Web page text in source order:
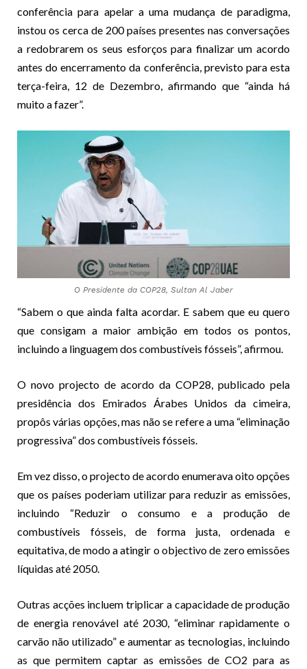
conferência para apelar a uma mudança de paradigma,
instou os cerca de 200 países presentes nas conversações
a redobrarem os seus esforços para finalizar um acordo
antes do encerramento da conferência, previsto para esta
terça-feira, 12 de Dezembro, afirmando que “ainda há
muito a fazer”.
O Presidente da COP28, Sultan Al Jaber
“Sabem o que ainda falta acordar. E sabem que eu quero
que consigam a maior ambição em todos os pontos,
incluindo a linguagem dos combustíveis fósseis”, afirmou.
O novo projecto de acordo da COP28, publicado pela
presidência dos Emirados Árabes Unidos da cimeira,
propôs várias opções, mas não se refere a uma “eliminação
progressiva” dos combustíveis fósseis.
Em vez disso, o projecto de acordo enumerava oito opções
que os países poderiam utilizar para reduzir as emissões,
incluindo “Reduzir o consumo e a produção de
combustíveis fósseis, de forma justa, ordenada e
equitativa, de modo a atingir o objectivo de zero emissões
líquidas até 2050.
Outras acções incluem triplicar a capacidade de produção
de energia renovável até 2030, “eliminar rapidamente o
carvão não utilizado” e aumentar as tecnologias, incluindo
as que permitem captar as emissões de CO2 para as